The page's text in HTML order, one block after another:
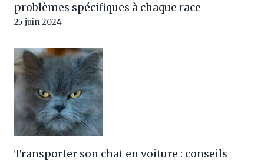
problèmes spécifiques à chaque race
25 juin 2024
Transporter son chat en voiture : conseils